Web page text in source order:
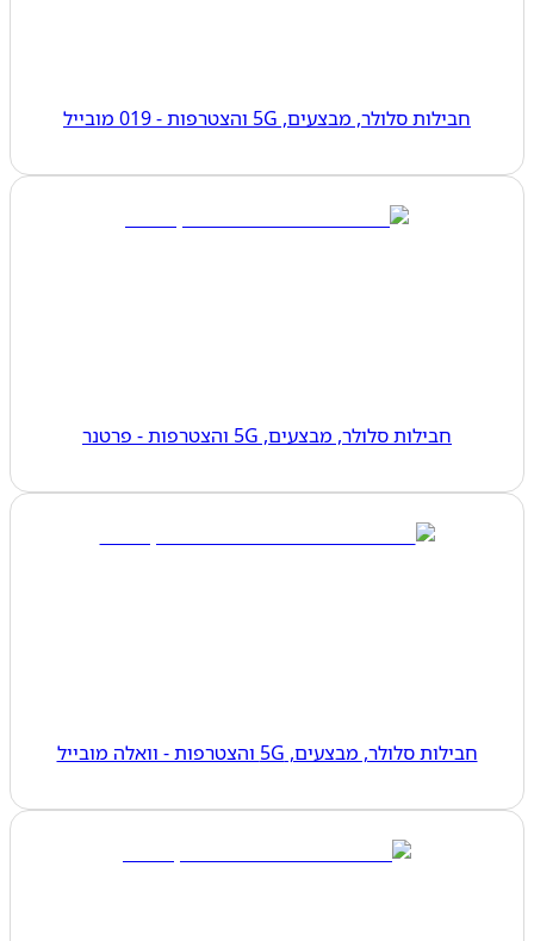
חבילות סלולר, מבצעים, 5G והצטרפות - 019 מובייל
חבילות סלולר, מבצעים, 5G והצטרפות - פרטנר
חבילות סלולר, מבצעים, 5G והצטרפות - וואלה מובייל